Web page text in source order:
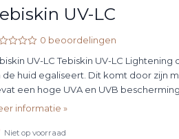
UV-LC
0 beoordelingen
UV-LC Tebiskin UV-LC
de huid egaliseert. Dit komt door zijn
een hoge UVA en UVB
informatie »
Niet op voorraad